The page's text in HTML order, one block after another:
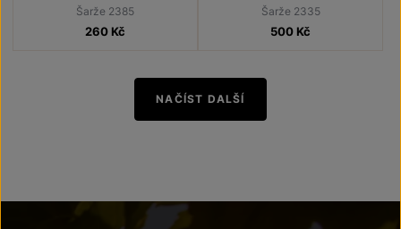
Šarže 2385
260 Kč
Šarže 2335
500 Kč
NAČÍST DALŠÍ